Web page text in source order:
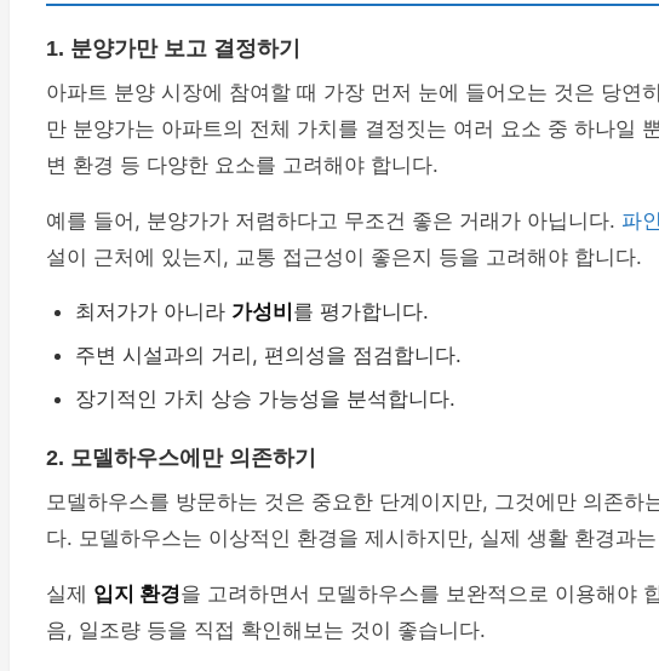
1. 분양가만 보고 결정하기
아파트 분양 시장에 참여할 때 가장 먼저 눈에 들어오는 것은 당연히
만 분양가는 아파트의 전체 가치를 결정짓는 여러 요소 중 하나일
변 환경 등 다양한 요소를 고려해야 합니다.
예를 들어, 분양가가 저렴하다고 무조건 좋은 거래가 아닙니다. 파
설이 근처에 있는지, 교통 접근성이 좋은지 등을 고려해야 합니다.
최저가가 아니라 가성비 를 평가합니다.
주변 시설과의 거리, 편의성을 점검합니다.
장기적인 가치 상승 가능성을 분석합니다.
2. 모델하우스에만 의존하기
모델하우스를 방문하는 것은 중요한 단계이지만, 그것에만 의존하
다. 모델하우스는 이상적인 환경을 제시하지만, 실제 생활 환경과
실제 입지 환경을 고려하면서 모델하우스를 보완적으로 이용해야
음, 일조량 등을 직접 확인해보는 것이 좋습니다.